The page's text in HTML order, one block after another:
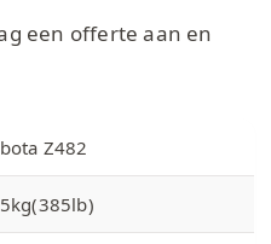
een offerte aan en
Z482